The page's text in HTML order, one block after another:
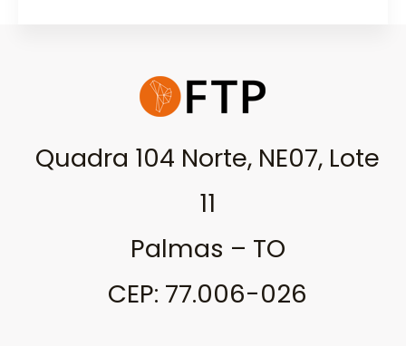
Quadra 104 Norte, NE07, Lote
11
Palmas – TO
CEP: 77.006-026